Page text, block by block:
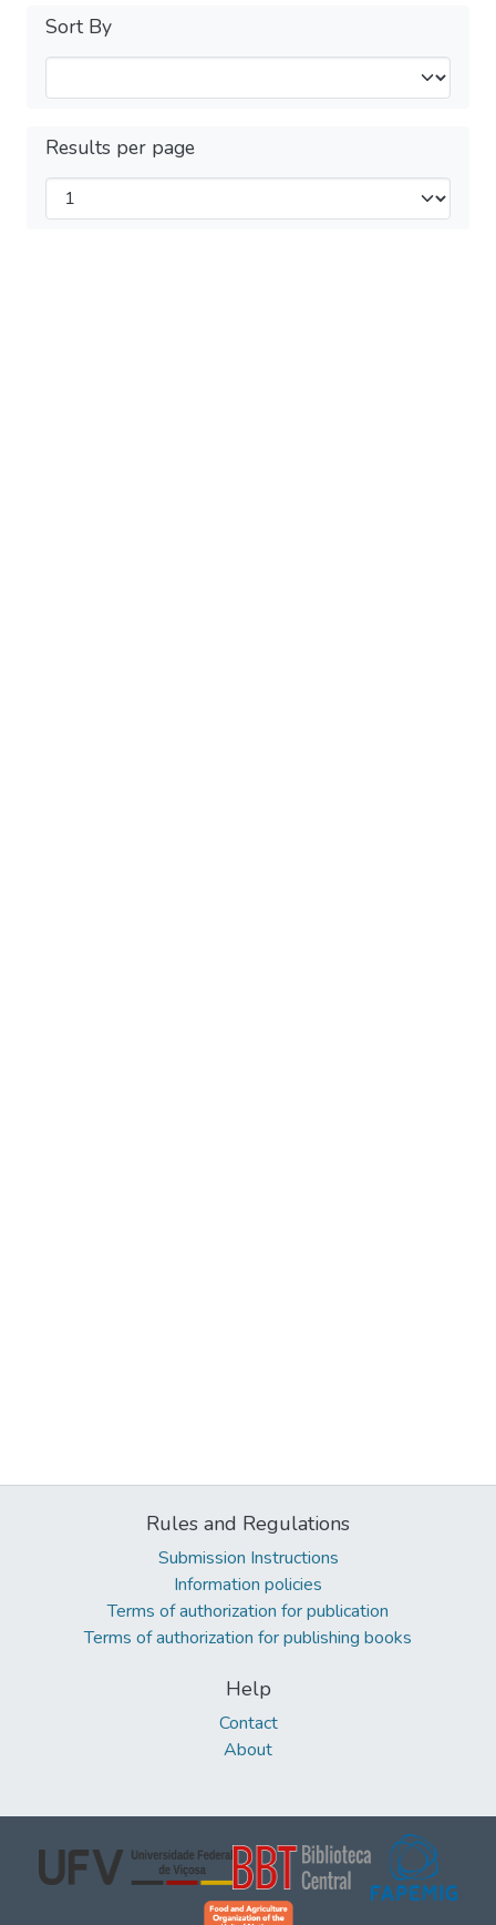
Sort By
Results per page
Rules and Regulations
Submission Instructions
Information policies
Terms of authorization for publication
Terms of authorization for publishing books
Help
Contact
About